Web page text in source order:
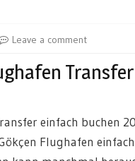
Leave a comment
einfach buchen
Flughafen